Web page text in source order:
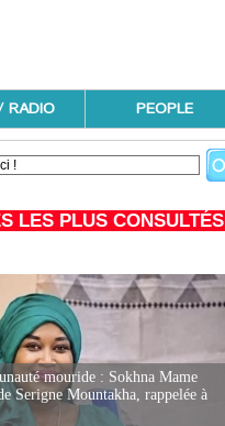
RADIO PEOPLE
LES PLUS CONSULTÉS
mouride : Sokhna Mame
Serigne Mountakha, rappelée à